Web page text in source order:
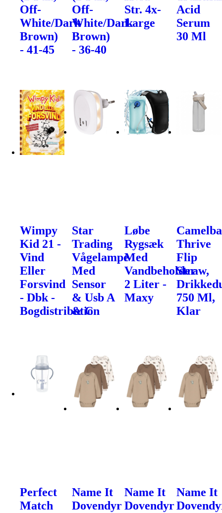
Off-
White/Dark
Brown)
- 41-45
Off-
White/Dark
Brown)
- 36-40
Str. 4x-
Large
Acid
Serum
30 Ml
Wimpy
Kid 21 -
Vind
Eller
Forsvind
- Dbk -
Bogdistribution
Star
Trading
Vågelampe
Med
Sensor
& Usb A
& C
Løbe
Rygsæk
Med
Vandbeholder
2 Liter -
Maxy
Thrive
Flip
Straw,
750 Ml,
Klar
Perfect
Match
Name It
Dovendyr
Name It
Dovendyr
Name It